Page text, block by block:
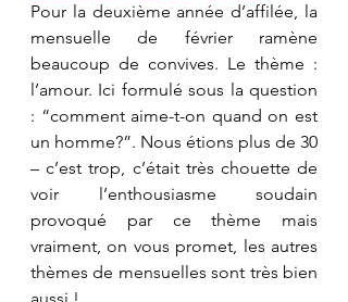
Pour la deuxième année d’affilée, la
mensuelle de février ramène
beaucoup de convives. Le thème :
l’amour. Ici formulé sous la question
: “comment aime-t-on quand on est
un homme?”. Nous étions plus de 30
– c’est trop, c’était très chouette de
voir l’enthousiasme soudain
provoqué par ce thème mais
vraiment, on vous promet, les autres
thèmes de mensuelles sont très bien